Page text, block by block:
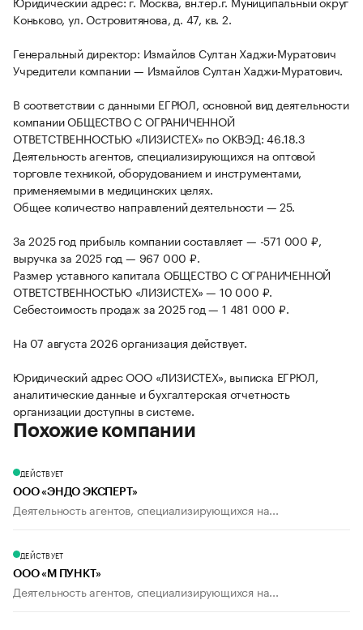
Коньково, ул. Островитянова, д. 47, кв. 2.
Генеральный директор: Измайлов Султан Хаджи-Муратович
Учредители компании — Измайлов Султан Хаджи-Муратович.
В соответствии с данными ЕГРЮЛ, основной вид деятельности
компании ОБЩЕСТВО С ОГРАНИЧЕННОЙ
ОТВЕТСТВЕННОСТЬЮ «ЛИЗИСТЕХ» по ОКВЭД: 46.18.3
Деятельность агентов, специализирующихся на оптовой
торговле техникой, оборудованием и инструментами,
применяемыми в медицинских целях.
Общее количество направлений деятельности — 25.
За 2025 год прибыль компании составляет — -571 000 ₽,
выручка за 2025 год — 967 000 ₽.
Размер уставного капитала ОБЩЕСТВО С ОГРАНИЧЕННОЙ
ОТВЕТСТВЕННОСТЬЮ «ЛИЗИСТЕХ» — 10 000 ₽.
Себестоимость продаж за 2025 год — 1 481 000 ₽.
На 07 августа 2026 организация действует.
Юридический адрес ООО «ЛИЗИСТЕХ», выписка ЕГРЮЛ,
аналитические данные и бухгалтерская отчетность
организации доступны в системе.
Похожие компании
ДЕЙСТВУЕТ
ООО «ЭНДО ЭКСПЕРТ»
Деятельность агентов, специализирующихся на...
ДЕЙСТВУЕТ
ООО «М ПУНКТ»
Деятельность агентов, специализирующихся на...